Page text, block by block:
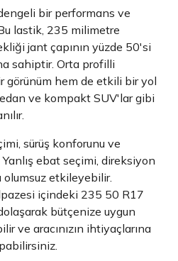
bir performans ve
lastik, 235 milimetre
jant çapının yüzde 50'si
sahiptir. Orta profilli
görünüm hem de etkili bir yol
ve kompakt SUV'lar gibi
sürüş konforunu ve
ebat seçimi, direksiyon
etkileyebilir.
içindeki 235 50 R17
bütçenize uygun
ve aracınızın ihtiyaçlarına